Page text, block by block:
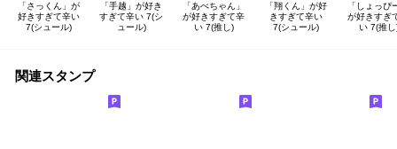
「さっくん」が
好きすぎて辛い
7(シュール)
「手越」が好き
すぎて辛い 7(シ
ュール)
「あべちゃん」
が好きすぎて辛
い 7(推し)
「翔くん」が好
きすぎて辛い
7(シュール)
「しょっぴ
が好きすぎ
い 7(推し
関連スタンプ